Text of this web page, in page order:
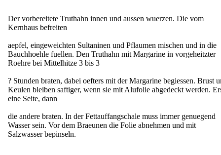
Der vorbereitete Truthahn innen und aussen wuerzen. Die vom
Kernhaus befreiten
aepfel, eingeweichten Sultaninen und Pflaumen mischen und in die
Bauchhoehle fuellen. Den Truthahn mit Margarine in vorgeheitzter
Roehre bei Mittelhitze 3 bis 3
? Stunden braten, dabei oefters mit der Margarine begiessen. Brust
Keulen bleiben saftiger, wenn sie mit Alufolie abgedeckt werden.
eine Seite, dann
die andere braten. In der Fettauffangschale muss immer genuegend
Wasser sein. Vor dem Braeunen die Folie abnehmen und mit
Salzwasser bepinseln.